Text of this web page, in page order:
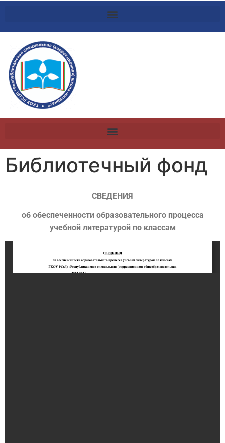
Библиотечный фонд
СВЕДЕНИЯ
об обеспеченности образовательного процесса
учебной литературой по классам